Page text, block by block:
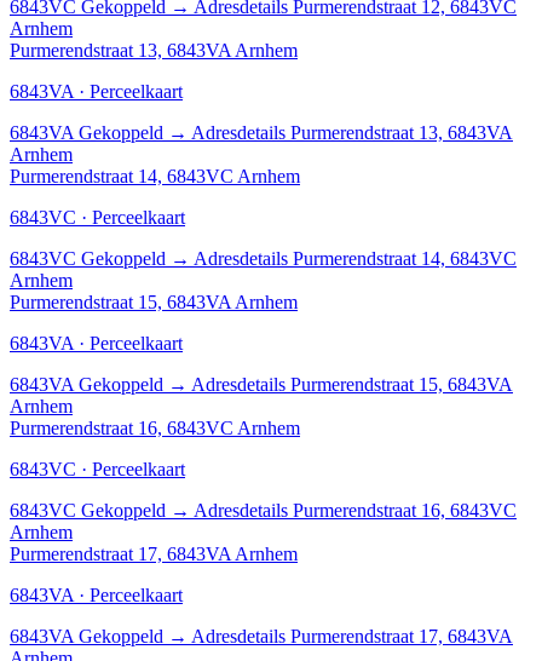
6843VC Gekoppeld → Adresdetails Purmerendstraat 12, 6843VC
Arnhem
Purmerendstraat 13, 6843VA Arnhem
6843VA · Perceelkaart
6843VA Gekoppeld → Adresdetails Purmerendstraat 13, 6843VA
Arnhem
Purmerendstraat 14, 6843VC Arnhem
6843VC · Perceelkaart
6843VC Gekoppeld → Adresdetails Purmerendstraat 14, 6843VC
Arnhem
Purmerendstraat 15, 6843VA Arnhem
6843VA · Perceelkaart
6843VA Gekoppeld → Adresdetails Purmerendstraat 15, 6843VA
Arnhem
Purmerendstraat 16, 6843VC Arnhem
6843VC · Perceelkaart
6843VC Gekoppeld → Adresdetails Purmerendstraat 16, 6843VC
Arnhem
Purmerendstraat 17, 6843VA Arnhem
6843VA · Perceelkaart
6843VA Gekoppeld → Adresdetails Purmerendstraat 17, 6843VA